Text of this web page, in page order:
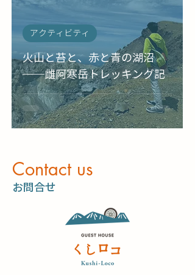
火山と苔と、赤と青の湖沼
──雌阿寒岳トレッキング記
アクティビティ
​Contact us
​お問合せ